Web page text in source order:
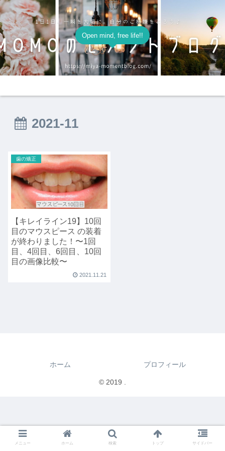
Open mind, free life!!
2021-11
歯の矯正
【キレイライン19】10回
目のマウスピース の装着
が終わりました！〜1回
目、4回目、6回目、10回
目の画像比較〜
2021.11.21
ホーム プロフィール
© 2019 .
メニュー ホーム 検索 トップ サイドバー